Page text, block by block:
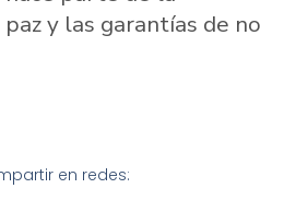
y las garantías de no
en redes: